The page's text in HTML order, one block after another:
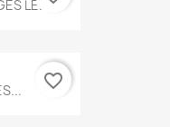
LE...
favorite_border